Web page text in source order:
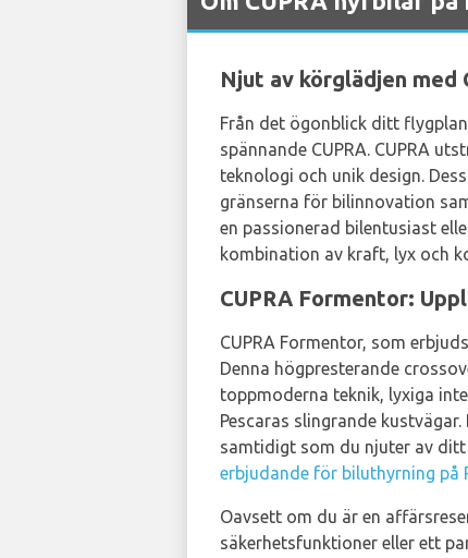
Njut av körglädjen med
Från det ögonblick ditt
spännande CUPRA. CUPRA
teknologi och unik design.
gränserna för bilinnovation
en passionerad bilentusiast
kombination av kraft, lyx och
CUPRA Formentor:
CUPRA Formentor, som
Denna högpresterande
toppmoderna teknik, lyxiga
Pescaras slingrande
samtidigt som du njuter av
erbjudande för biluthyrning på
Oavsett om du är en
säkerhetsfunktioner eller ett